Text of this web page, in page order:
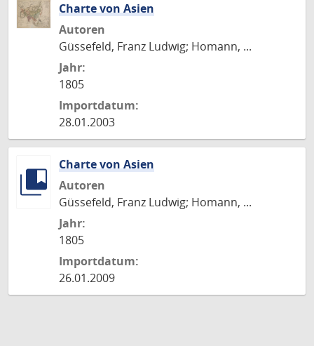
Charte von Asien
Autoren
Güssefeld, Franz Ludwig; Homann, ...
Jahr:
1805
Importdatum:
28.01.2003
Charte von Asien
Autoren
Güssefeld, Franz Ludwig; Homann, ...
Jahr:
1805
Importdatum:
26.01.2009